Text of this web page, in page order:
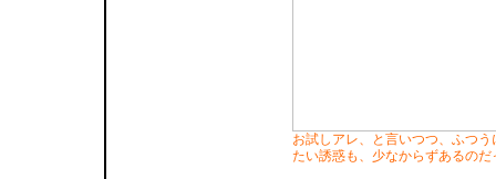
お試しアレ、と言いつつ、ふつう
たい誘惑も、少なからずあるのだ